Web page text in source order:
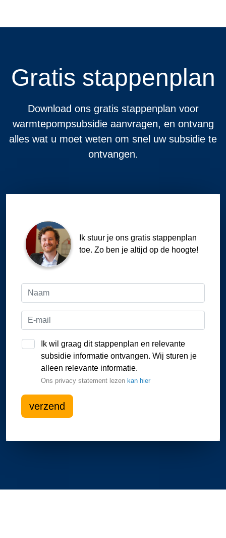
Gratis stappenplan
Download ons gratis stappenplan voor
warmtepompsubsidie aanvragen, en ontvang
alles wat u moet weten om snel uw subsidie te
ontvangen.
Ik stuur je ons gratis stappenplan
toe. Zo ben je altijd op de hoogte!
Ik wil graag dit stappenplan en relevante
subsidie informatie ontvangen. Wij sturen je
alleen relevante informatie.
Ons privacy statement lezen kan hier
verzend